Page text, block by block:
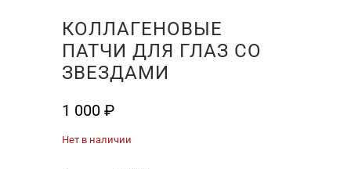
КОЛЛАГЕНОВЫЕ
ПАТЧИ ДЛЯ ГЛАЗ СО
ЗВЕЗДАМИ
1 000 ₽
Нет в наличии